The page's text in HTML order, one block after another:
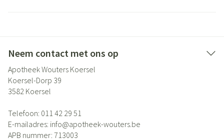
Neem contact met ons op
Apotheek Wouters Koersel
Koersel-Dorp 39
3582 Koersel
Telefoon: 011 42 29 51
E-mailadres: info@apotheek-wouters.be
APB nummer: 713003